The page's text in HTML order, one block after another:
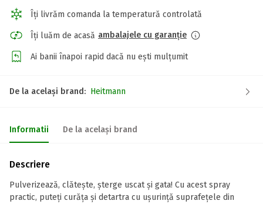
Îți livrăm comanda la temperatură controlată
Îți luăm de acasă ambalajele cu garanție
Ai banii înapoi rapid dacă nu ești mulțumit
De la același brand: Heitmann
Informatii De la același brand
Descriere
Pulverizează, clătește, șterge uscat și gata! Cu acest spray
practic, puteți curăța și detartra cu ușurință suprafețele din